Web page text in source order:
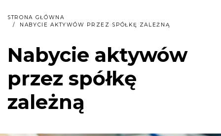
STRONA GŁÓWNA
NABYCIE AKTYWÓW PRZEZ SPÓŁKĘ ZALEŻNĄ
Nabycie aktywów
przez spółkę
zależną